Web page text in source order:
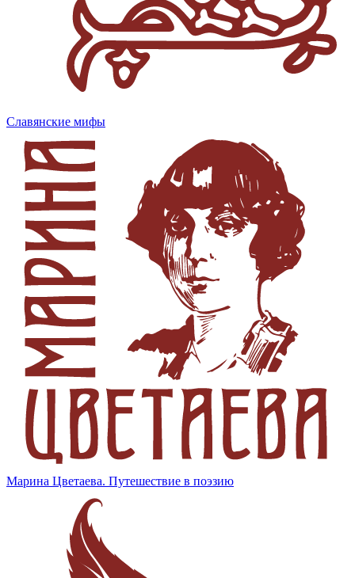
Славянские мифы
Марина Цветаева. Путешествие в поэзию